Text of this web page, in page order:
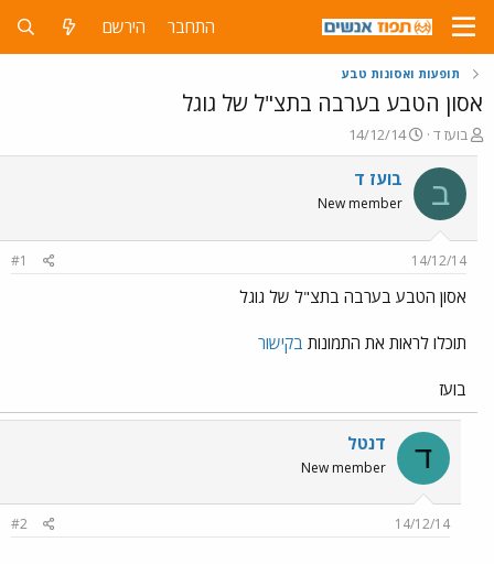
התחבר הירשם
תופעות ואסונות טבע
אסון הטבע בערבה בתצ"ל של גוגל
פ
ו
ת
ח
ה
ש
א
בועז ד
פ
ו
ר
ם
ר
14/12/14
ב בועז ד
New member
14/12/14
#1
אסון הטבע בערבה בתצ"ל של גוגל
תוכלו לראות את התמונות בקישור
בועז
ד דנטל
New member
14/12/14
#2